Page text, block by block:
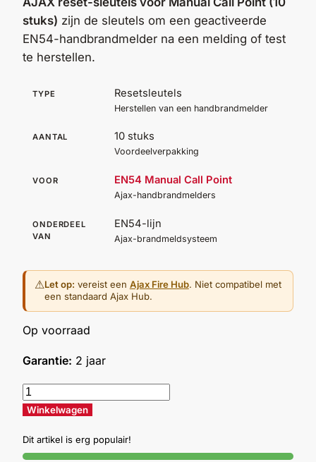
Merken
stuks) zijn de sleutels om een geactiveerde
EN54-handbrandmelder na een melding of test
te herstellen.
TYPE Resetsleutels
Herstellen van een handbrandmelder
AANTAL 10 stuks
Voordeelverpakking
VOOR EN54 Manual Call Point
Ajax-handbrandmelders
ONDERDEEL
VAN
EN54-lijn
Ajax-brandmeldsysteem
⚠Let op: vereist een Ajax Fire Hub. Niet compatibel met
een standaard Ajax Hub.
Op voorraad
Garantie: 2 jaar
Winkelwagen
Dit artikel is erg populair!